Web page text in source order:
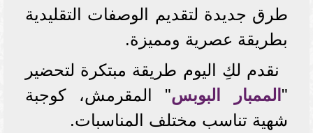
طرق جديدة لتقديم الوصفات التقليدية
بطريقة عصرية ومميزة.
نقدم لكِ اليوم طريقة مبتكرة لتحضير
" الممبار البوبس" المقرمش، كوجبة
شهية تناسب مختلف المناسبات.